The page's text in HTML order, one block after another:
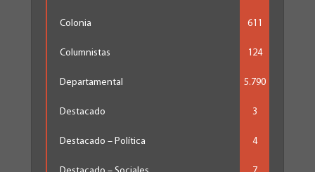
Colonia 611
Columnistas 124
Departamental 5.790
Destacado 3
Destacado – Política 4